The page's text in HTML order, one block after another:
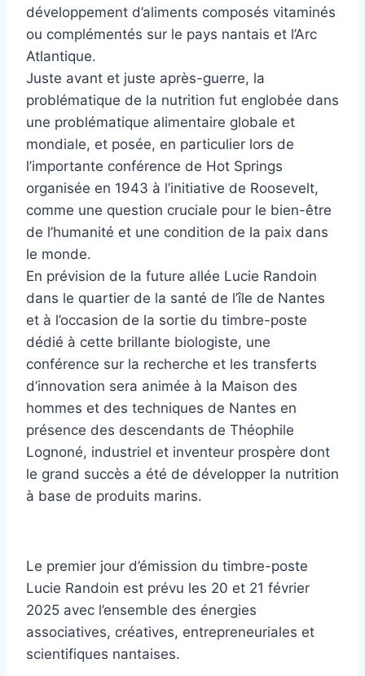
développement d’aliments composés vitaminés
ou complémentés sur le pays nantais et l’Arc
Atlantique.
Juste avant et juste après-guerre, la
problématique de la nutrition fut englobée dans
une problématique alimentaire globale et
mondiale, et posée, en particulier lors de
l’importante conférence de Hot Springs
organisée en 1943 à l’initiative de Roosevelt,
comme une question cruciale pour le bien-être
de l’humanité et une condition de la paix dans
le monde.
En prévision de la future allée Lucie Randoin
dans le quartier de la santé de l’île de Nantes
et à l’occasion de la sortie du timbre-poste
dédié à cette brillante biologiste, une
conférence sur la recherche et les transferts
d’innovation sera animée à la Maison des
hommes et des techniques de Nantes en
présence des descendants de Théophile
Lognoné, industriel et inventeur prospère dont
le grand succès a été de développer la nutrition
à base de produits marins.
Le premier jour d’émission du timbre-poste
Lucie Randoin est prévu les 20 et 21 février
2025 avec l’ensemble des énergies
associatives, créatives, entrepreneuriales et
scientifiques nantaises.